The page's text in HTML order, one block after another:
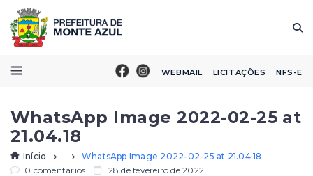
WEBMAIL LICITAÇÕES NFS-E
WhatsApp Image 2022-02-25 at
21.04.18
Início
WhatsApp Image 2022-02-25 at 21.04.18
0 comentários
28 de fevereiro de 2022